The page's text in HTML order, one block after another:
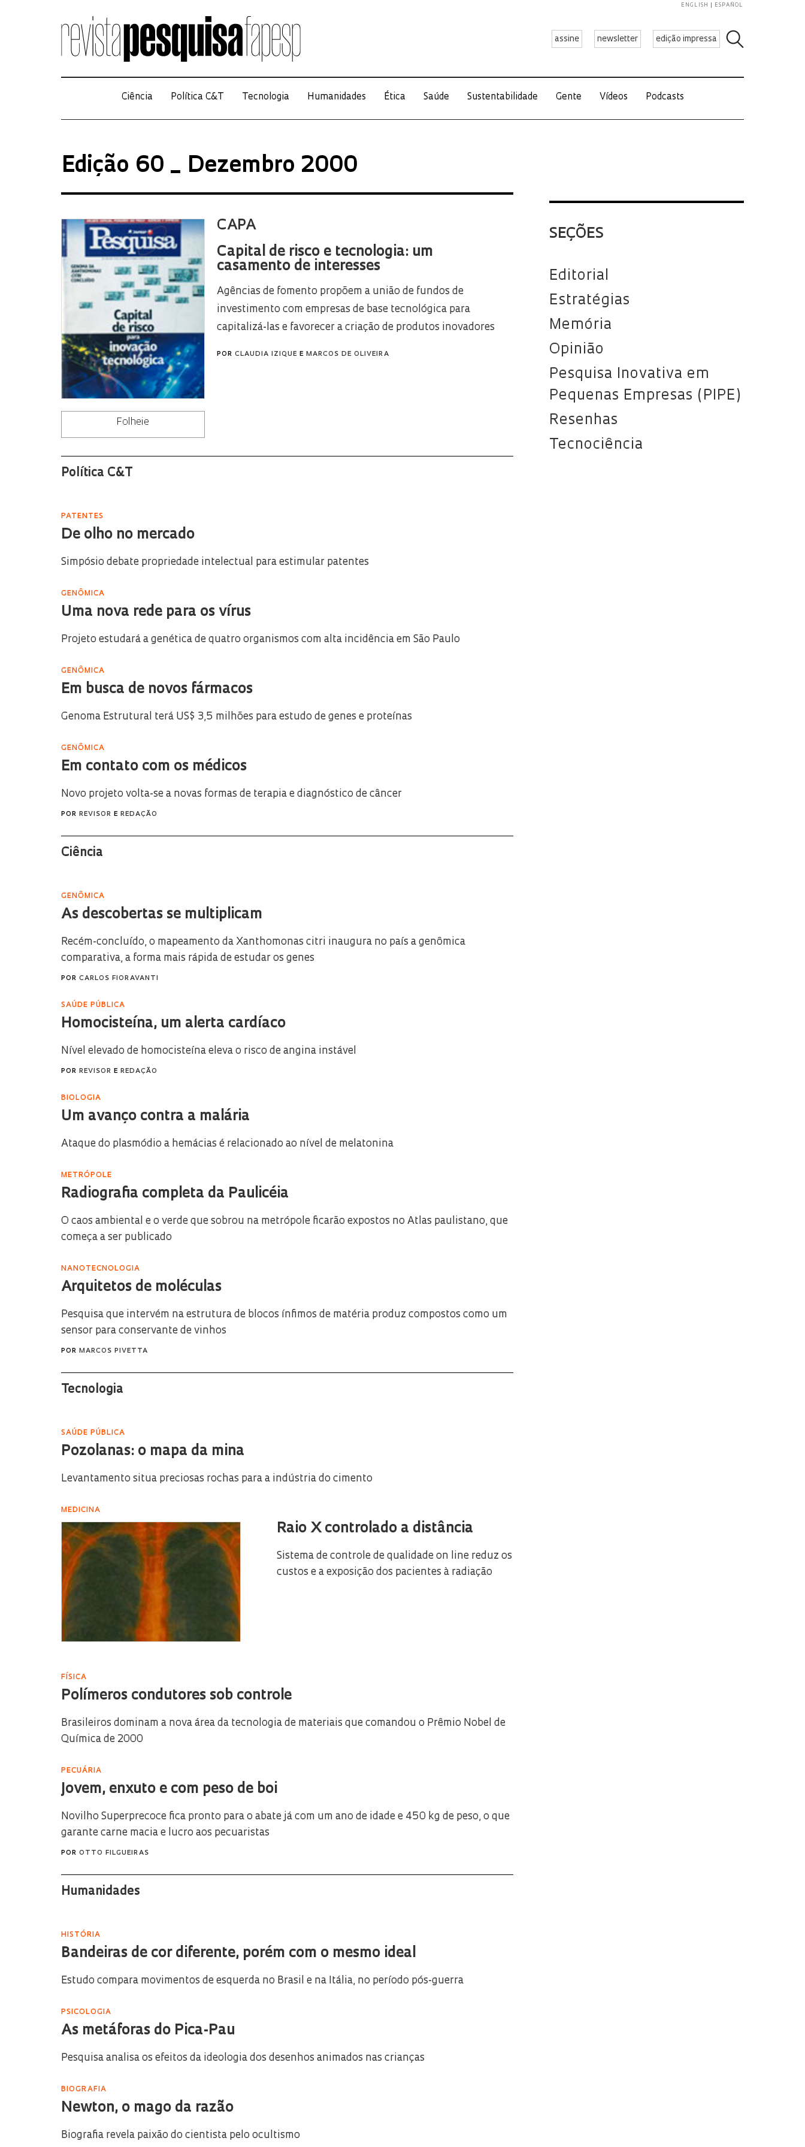
assine newsletter edição impressa
ENGLISH ESPAÑOL
Ciência Política C&T Tecnologia Humanidades Ética Saúde Sustentabilidade Gente Vídeos Podcasts
Edição 60 _ Dezembro 2000
Folheie
CAPA
Capital de risco e tecnologia: um
casamento de interesses
Agências de fomento propõem a união de fundos de
investimento com empresas de base tecnológica para
capitalizá-las e favorecer a criação de produtos inovadores
POR CLAUDIA IZIQUE E MARCOS DE OLIVEIRA
SEÇÕES
Editorial
Estratégias
Memória
Opinião
Pesquisa Inovativa em
Pequenas Empresas (PIPE)
Resenhas
Tecnociência
Política C&T
PATENTES
De olho no mercado
Simpósio debate propriedade intelectual para estimular patentes
GENÔMICA
Uma nova rede para os vírus
Projeto estudará a genética de quatro organismos com alta incidência em São Paulo
GENÔMICA
Em busca de novos fármacos
Genoma Estrutural terá US$ 3,5 milhões para estudo de genes e proteínas
GENÔMICA
Em contato com os médicos
Novo projeto volta-se a novas formas de terapia e diagnóstico de câncer
POR REVISOR E REDAÇÃO
Ciência
GENÔMICA
As descobertas se multiplicam
Recém-concluído, o mapeamento da Xanthomonas citri inaugura no país a genômica
comparativa, a forma mais rápida de estudar os genes
POR CARLOS FIORAVANTI
SAÚDE PÚBLICA
Homocisteína, um alerta cardíaco
Nível elevado de homocisteína eleva o risco de angina instável
POR REVISOR E REDAÇÃO
BIOLOGIA
Um avanço contra a malária
Ataque do plasmódio a hemácias é relacionado ao nível de melatonina
METRÓPOLE
Radiografia completa da Paulicéia
O caos ambiental e o verde que sobrou na metrópole ficarão expostos no Atlas paulistano, que
começa a ser publicado
NANOTECNOLOGIA
Arquitetos de moléculas
Pesquisa que intervém na estrutura de blocos ínfimos de matéria produz compostos como um
sensor para conservante de vinhos
POR MARCOS PIVETTA
Tecnologia
SAÚDE PÚBLICA
Pozolanas: o mapa da mina
Levantamento situa preciosas rochas para a indústria do cimento
MEDICINA
Raio X controlado a distância
Sistema de controle de qualidade on line reduz os
custos e a exposição dos pacientes à radiação
FÍSICA
Polímeros condutores sob controle
Brasileiros dominam a nova área da tecnologia de materiais que comandou o Prêmio Nobel de
Química de 2000
PECUÁRIA
Jovem, enxuto e com peso de boi
Novilho Superprecoce fica pronto para o abate já com um ano de idade e 450 kg de peso, o que
garante carne macia e lucro aos pecuaristas
POR OTTO FILGUEIRAS
Humanidades
HISTÓRIA
Bandeiras de cor diferente, porém com o mesmo ideal
Estudo compara movimentos de esquerda no Brasil e na Itália, no período pós-guerra
PSICOLOGIA
As metáforas do Pica-Pau
Pesquisa analisa os efeitos da ideologia dos desenhos animados nas crianças
BIOGRAFIA
Newton, o mago da razão
Biografia revela paixão do cientista pelo ocultismo